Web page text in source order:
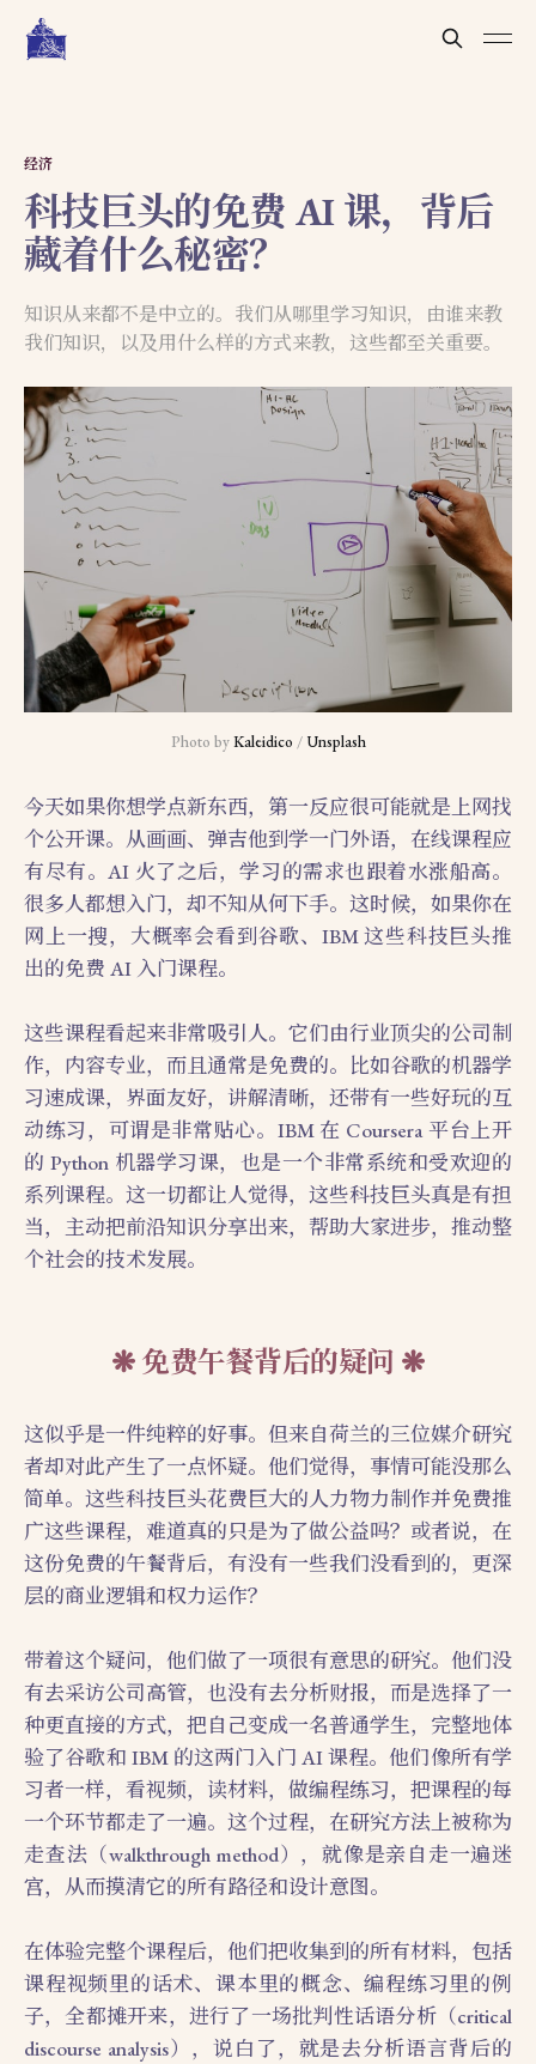
经济
科技巨头的免费 AI 课，背后
藏着什么秘密？
知识从来都不是中立的。我们从哪里学习知识，由谁来教
我们知识，以及用什么样的方式来教，这些都至关重要。
Photo by Kaleidico / Unsplash
今天如果你想学点新东西，第一反应很可能就是上网找
个公开课。从画画、弹吉他到学一门外语，在线课程应
有尽有。AI 火了之后，学习的需求也跟着水涨船高。
很多人都想入门，却不知从何下手。这时候，如果你在
网上一搜，大概率会看到谷歌、IBM 这些科技巨头推
出的免费 AI 入门课程。
这些课程看起来非常吸引人。它们由行业顶尖的公司制
作，内容专业，而且通常是免费的。比如谷歌的机器学
习速成课，界面友好，讲解清晰，还带有一些好玩的互
动练习，可谓是非常贴心。IBM 在 Coursera 平台上开
的 Python 机器学习课，也是一个非常系统和受欢迎的
系列课程。这一切都让人觉得，这些科技巨头真是有担
当，主动把前沿知识分享出来，帮助大家进步，推动整
个社会的技术发展。
免费午餐背后的疑问
这似乎是一件纯粹的好事。但来自荷兰的三位媒介研究
者却对此产生了一点怀疑。他们觉得，事情可能没那么
简单。这些科技巨头花费巨大的人力物力制作并免费推
广这些课程，难道真的只是为了做公益吗？或者说，在
这份免费的午餐背后，有没有一些我们没看到的，更深
层的商业逻辑和权力运作？
带着这个疑问，他们做了一项很有意思的研究。他们没
有去采访公司高管，也没有去分析财报，而是选择了一
种更直接的方式，把自己变成一名普通学生，完整地体
验了谷歌和 IBM 的这两门入门 AI 课程。他们像所有学
习者一样，看视频，读材料，做编程练习，把课程的每
一个环节都走了一遍。这个过程，在研究方法上被称为
走查法（walkthrough method），就像是亲自走一遍迷
宫，从而摸清它的所有路径和设计意图。
在体验完整个课程后，他们把收集到的所有材料，包括
课程视频里的话术、课本里的概念、编程练习里的例
子，全都摊开来，进行了一场批判性话语分析（critical
discourse analysis），说白了，就是去分析语言背后的